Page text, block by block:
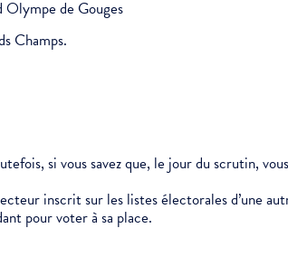
Olympe de Gouges
Champs.
si vous savez que, le jour du scrutin,
inscrit sur les listes électorales d’une
pour voter à sa place.